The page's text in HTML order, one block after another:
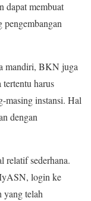
dapat membuat
pengembangan
mandiri, BKN juga
harus
masing instansi. Hal
dengan
relatif sederhana.
login ke
yang telah